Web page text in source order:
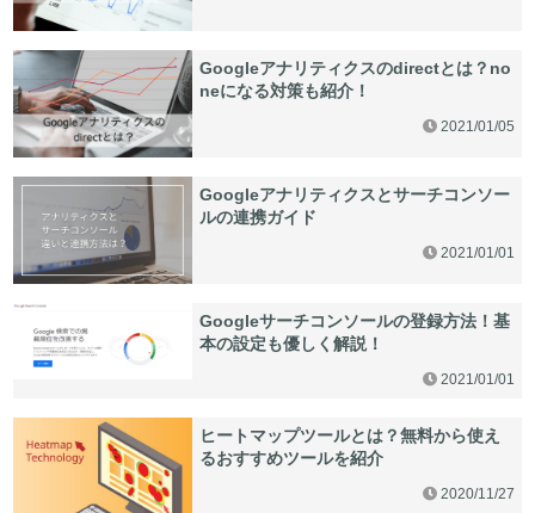
Googleアナリティクスのdirectとは？no
neになる対策も紹介！
2021/01/05
Googleアナリティクスとサーチコンソー
ルの連携ガイド
2021/01/01
Googleサーチコンソールの登録方法！基
本の設定も優しく解説！
2021/01/01
ヒートマップツールとは？無料から使え
るおすすめツールを紹介
2020/11/27